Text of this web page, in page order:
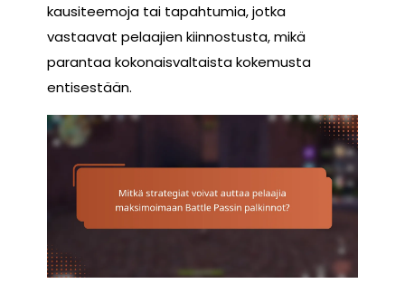
kausiteemoja tai tapahtumia, jotka
vastaavat pelaajien kiinnostusta, mikä
parantaa kokonaisvaltaista kokemusta
entisestään.